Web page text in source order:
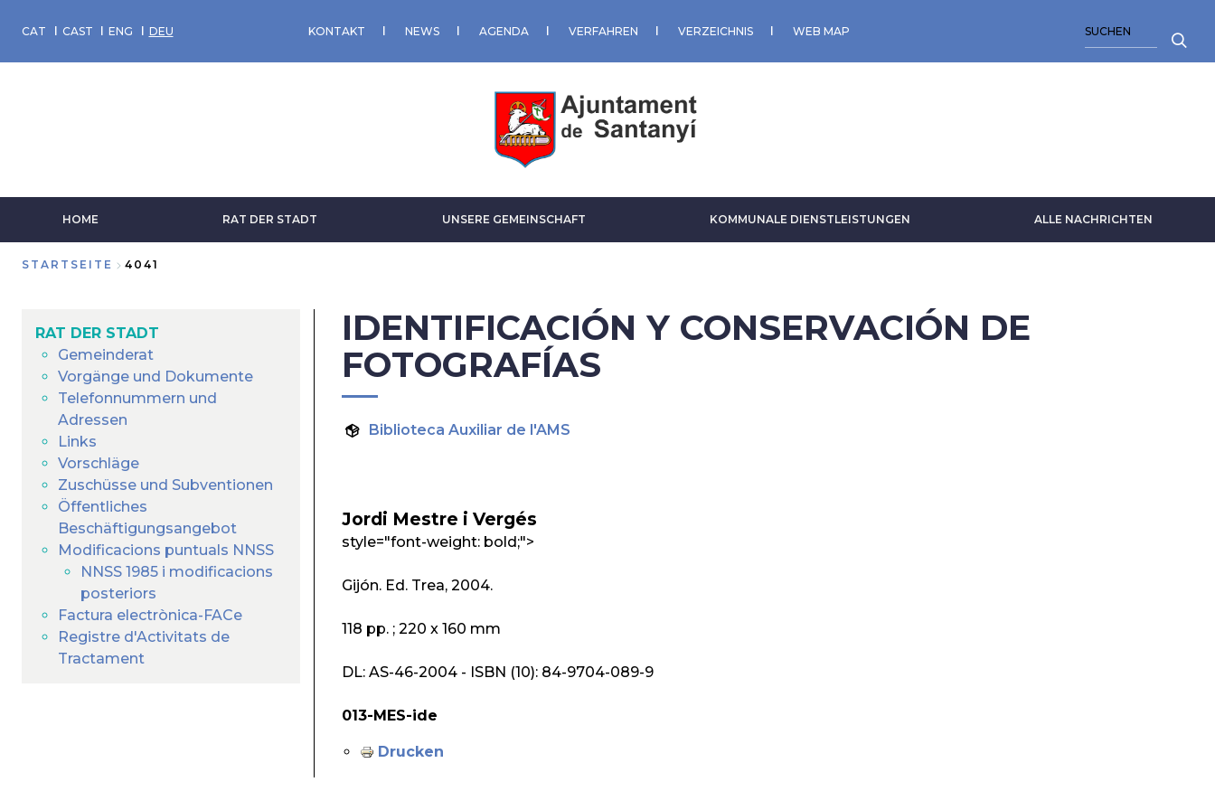
zumCAT CAST ENG DEU KONTAKT NEWS AGENDA VERFAHREN VERZEICHNIS WEB MAP
HOME RAT DER STADT UNSERE GEMEINSCHAFT KOMMUNALE DIENSTLEISTUNGEN ALLE NACHRICHTEN
STARTSEITE 4041
RAT DER STADT
Gemeinderat
Vorgänge und Dokumente
Telefonnummern und
Adressen
Links
Vorschläge
Zuschüsse und Subventionen
Öffentliches
Beschäftigungsangebot
Modificacions puntuals NNSS
NNSS 1985 i modificacions
posteriors
Factura electrònica-FACe
Registre d'Activitats de
Tractament
IDENTIFICACIÓN Y CONSERVACIÓN DE
FOTOGRAFÍAS
Biblioteca Auxiliar de l'AMS
Jordi Mestre i Vergés
style="font-weight: bold;">
Gijón. Ed. Trea, 2004.
118 pp. ; 220 x 160 mm
DL: AS-46-2004 - ISBN (10): 84-9704-089-9
013-MES-ide
Drucken